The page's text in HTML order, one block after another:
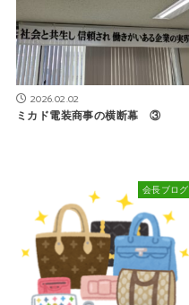
2026.02.02
ミカド電装商事の横断幕 ③
会長ブログ